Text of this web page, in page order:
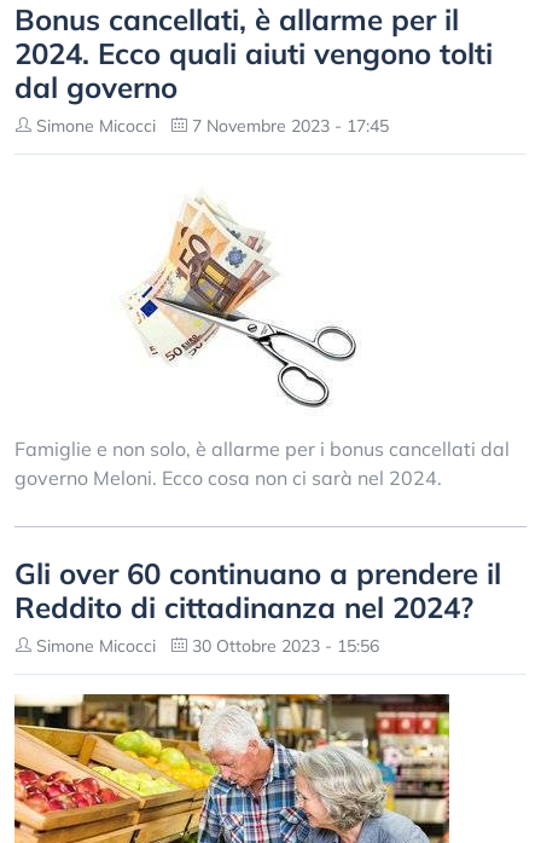
Bonus cancellati, è allarme per il
2024. Ecco quali aiuti vengono tolti
dal governo
Simone Micocci 7 Novembre 2023 - 17:45
Famiglie e non solo, è allarme per i bonus cancellati dal
governo Meloni. Ecco cosa non ci sarà nel 2024.
Gli over 60 continuano a prendere il
Reddito di cittadinanza nel 2024?
Simone Micocci 30 Ottobre 2023 - 15:56